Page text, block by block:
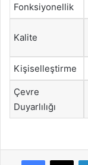
Fonksiyonellik
Kalite
Kişiselleştirme
Çevre
Duyarlılığı
Facebook
X